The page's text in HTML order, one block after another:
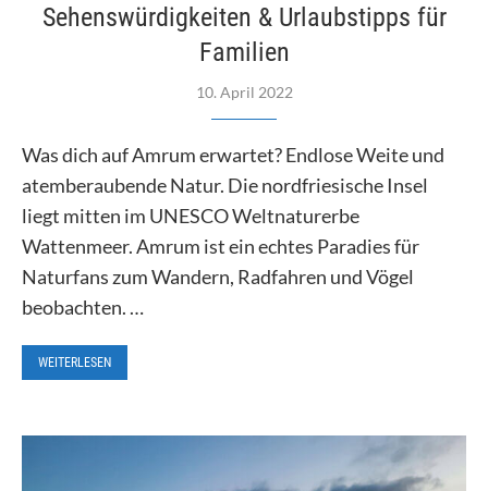
Sehenswürdigkeiten & Urlaubstipps für
Familien
10. April 2022
Was dich auf Amrum erwartet? Endlose Weite und
atemberaubende Natur. Die nordfriesische Insel
liegt mitten im UNESCO Weltnaturerbe
Wattenmeer. Amrum ist ein echtes Paradies für
Naturfans zum Wandern, Radfahren und Vögel
beobachten. …
WEITERLESEN